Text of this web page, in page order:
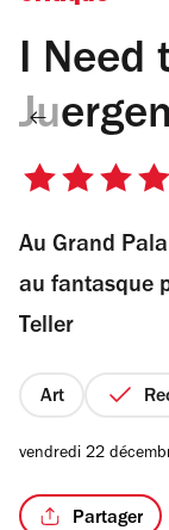
I Need
4
Au Grand
au fantasque
Teller
Art
vendredi 22
Partager